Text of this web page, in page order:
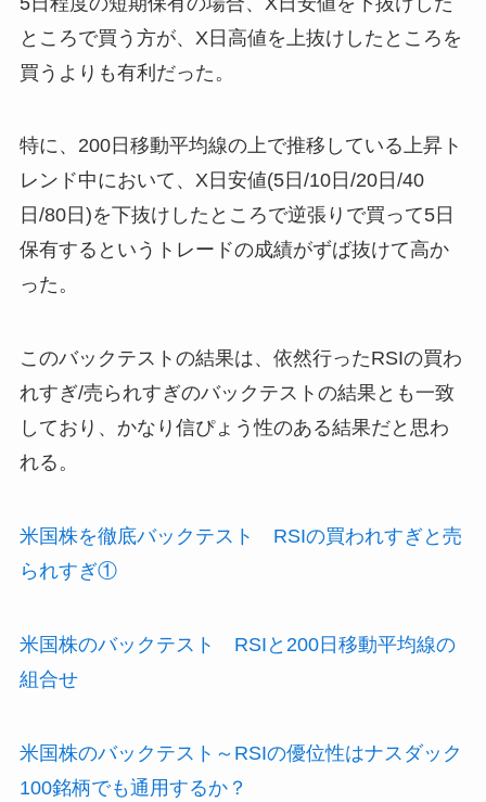
ところで買う方が、X日高値を上抜けしたところを
買うよりも有利だった。
特に、200日移動平均線の上で推移している上昇ト
レンド中において、X日安値(5日/10日/20日/40
日/80日)を下抜けしたところで逆張りで買って5日
保有するというトレードの成績がずば抜けて高か
った。
このバックテストの結果は、依然行ったRSIの買わ
れすぎ/売られすぎのバックテストの結果とも一致
しており、かなり信ぴょう性のある結果だと思わ
れる。
米国株を徹底バックテスト RSIの買われすぎと売
られすぎ①
米国株のバックテスト RSIと200日移動平均線の
組合せ
米国株のバックテスト～RSIの優位性はナスダック
100銘柄でも通用するか？